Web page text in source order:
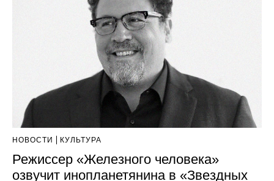
НОВОСТИ КУЛЬТУРА
Режиссер «Железного человека»
озвучит инопланетянина в «Звездных